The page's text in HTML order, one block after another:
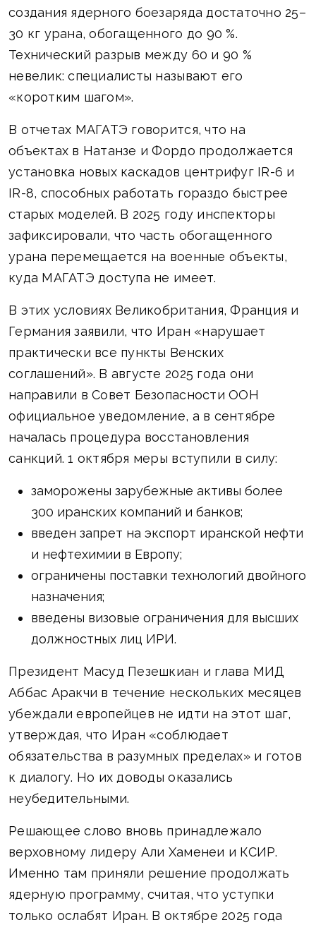
создания ядерного боезаряда достаточно 25–
30 кг урана, обогащенного до 90 %.
Технический разрыв между 60 и 90 %
невелик: специалисты называют его
«коротким шагом».
В отчетах МАГАТЭ говорится, что на
объектах в Натанзе и Фордо продолжается
установка новых каскадов центрифуг IR-6 и
IR-8, способных работать гораздо быстрее
старых моделей. В 2025 году инспекторы
зафиксировали, что часть обогащенного
урана перемещается на военные объекты,
куда МАГАТЭ доступа не имеет.
В этих условиях Великобритания, Франция и
Германия заявили, что Иран «нарушает
практически все пункты Венских
соглашений». В августе 2025 года они
направили в Совет Безопасности ООН
официальное уведомление, а в сентябре
началась процедура восстановления
санкций. 1 октября меры вступили в силу:
заморожены зарубежные активы более
300 иранских компаний и банков;
введен запрет на экспорт иранской нефти
и нефтехимии в Европу;
ограничены поставки технологий двойного
назначения;
введены визовые ограничения для высших
должностных лиц ИРИ.
Президент Масуд Пезешкиан и глава МИД
Аббас Аракчи в течение нескольких месяцев
убеждали европейцев не идти на этот шаг,
утверждая, что Иран «соблюдает
обязательства в разумных пределах» и готов
к диалогу. Но их доводы оказались
неубедительными.
Решающее слово вновь принадлежало
верховному лидеру Али Хаменеи и КСИР.
Именно там приняли решение продолжать
ядерную программу, считая, что уступки
только ослабят Иран. В октябре 2025 года